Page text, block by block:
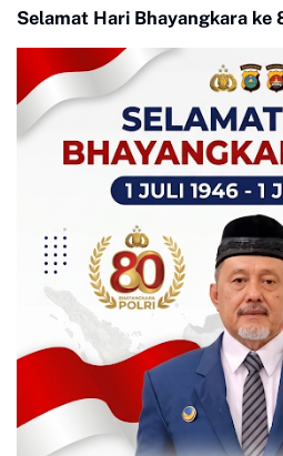
Selamat Hari Bhayangkara ke